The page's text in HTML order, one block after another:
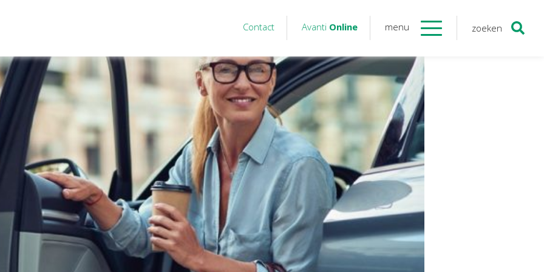
Contact Avanti Online menu zoeken
personeel
advies
Purmerend
Nieuws informatie
Nieuwsbrief
Nieuwsoverzicht
Handige links
Downloads
Contact
Avanti
Twinfield – Boekhouden
BaseCone – Facturen
Visionplanner – Rapportage
Klantenportaal – Online dossiers
Online Salaris – Salarissen
Nextens-Accorderen aangiften